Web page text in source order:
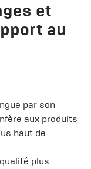
et
au
par son
aux produits
haut de
plus